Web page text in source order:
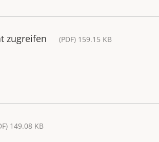
zugreifen (PDF) 159.15 KB
149.08 KB